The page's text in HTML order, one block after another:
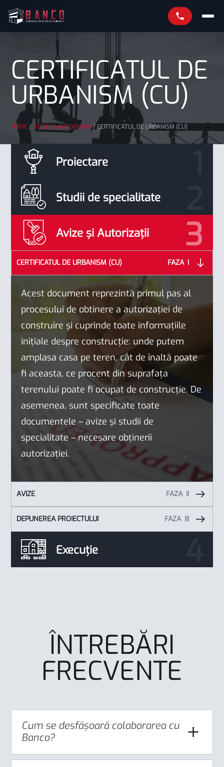
CERTIFICATUL DE
URBANISM (CU)
HOME /AVIZE ȘI AUTORIZAȚII/CERTIFICATUL DE URBANISM (CU)
Proiectare
Studii de specialitate
Avize și Autorizații
FAZA
CERTIFICATUL DE URBANISM (CU)
Acest document reprezintă primul pas al
procesului de obtinere a autorizației de
construire și cuprinde toate informațiile
inițiale despre construcție: unde putem
amplasa casa pe teren, cât de înaltă poate
fi aceasta, ce procent din suprafața
terenului poate fi ocupat de construcție. De
asemenea, sunt specificate toate
documentele – avize și studii de
specialitate – necesare obținerii
autorizației.
FAZA
AVIZE
FAZA
DEPUNEREA PROIECTULUI
Execuție
ÎNTREBĂRI
FRECVENTE
Cum se desfășoară colaborarea cu
Banco?